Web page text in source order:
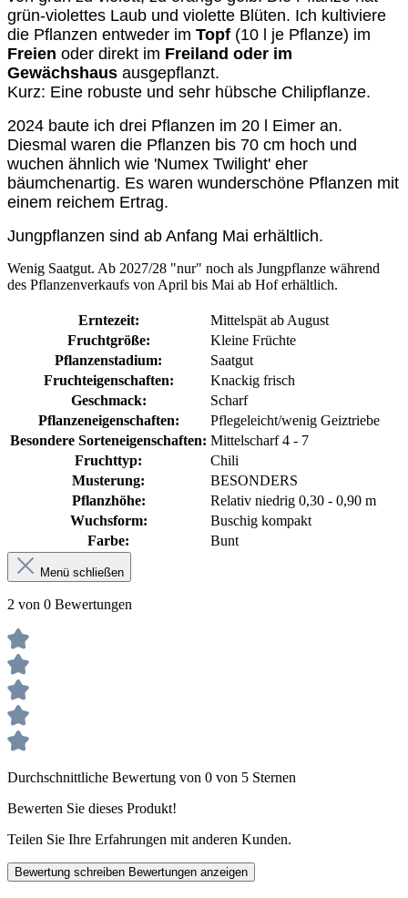
grün-violettes Laub und violette Blüten. Ich kultiviere
die Pflanzen entweder im Topf (10 l je Pflanze) im
Freien oder direkt im Freiland oder im
Gewächshaus ausgepflanzt.
Kurz: Eine robuste und sehr hübsche Chilipflanze.
2024 baute ich drei Pflanzen im 20 l Eimer an.
Diesmal waren die Pflanzen bis 70 cm hoch und
wuchen ähnlich wie 'Numex Twilight' eher
bäumchenartig. Es waren wunderschöne Pflanzen mit
einem reichem Ertrag.
Jungpflanzen sind ab Anfang Mai erhältlich.
Wenig Saatgut. Ab 2027/28 "nur" noch als Jungpflanze während
des Pflanzenverkaufs von April bis Mai ab Hof erhältlich.
Erntezeit:
Mittelspät ab August
Fruchtgröße:
Kleine Früchte
Pflanzenstadium:
Saatgut
Fruchteigenschaften:
Knackig frisch
Geschmack:
Scharf
Pflanzeneigenschaften:
Pflegeleicht/wenig Geiztriebe
Besondere Sorteneigenschaften: Mittelscharf 4 - 7
Fruchttyp:
Chili
Musterung:
BESONDERS
Pflanzhöhe:
Relativ niedrig 0,30 - 0,90 m
Wuchsform:
Buschig kompakt
Farbe:
Bunt
Menü schließen
2 von 0 Bewertungen
Durchschnittliche Bewertung von 0 von 5 Sternen
Bewerten Sie dieses Produkt!
Teilen Sie Ihre Erfahrungen mit anderen Kunden.
Bewertung schreiben Bewertungen anzeigen